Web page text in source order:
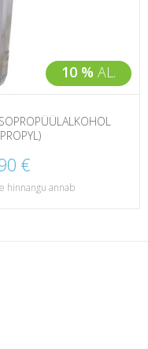
10 % AL.
€
hinnangu annab